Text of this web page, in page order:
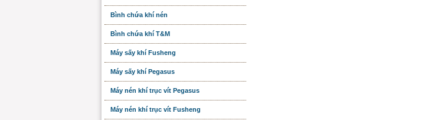
Bình chứa khí nén
Bình chứa khí T&M
Máy sấy khí Fusheng
Máy sấy khí Pegasus
Máy nén khí trục vít Pegasus
Máy nén khí trục vít Fusheng